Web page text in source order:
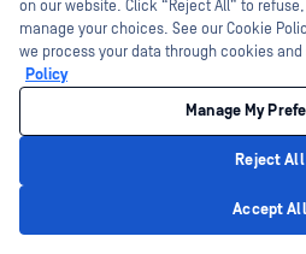
اشترك
on our website. Click “Reject All” to
manage your choices. See our Cookie
we process your data through cookies
Policy
Manage My
Reject All
Accept All